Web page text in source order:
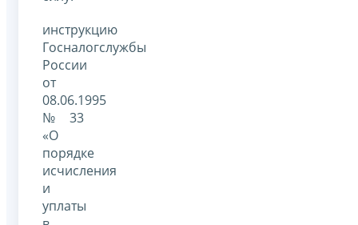
инструкцию
Госналогслужбы
России
от
08.06.1995
№ 33
«О
порядке
исчисления
и
уплаты